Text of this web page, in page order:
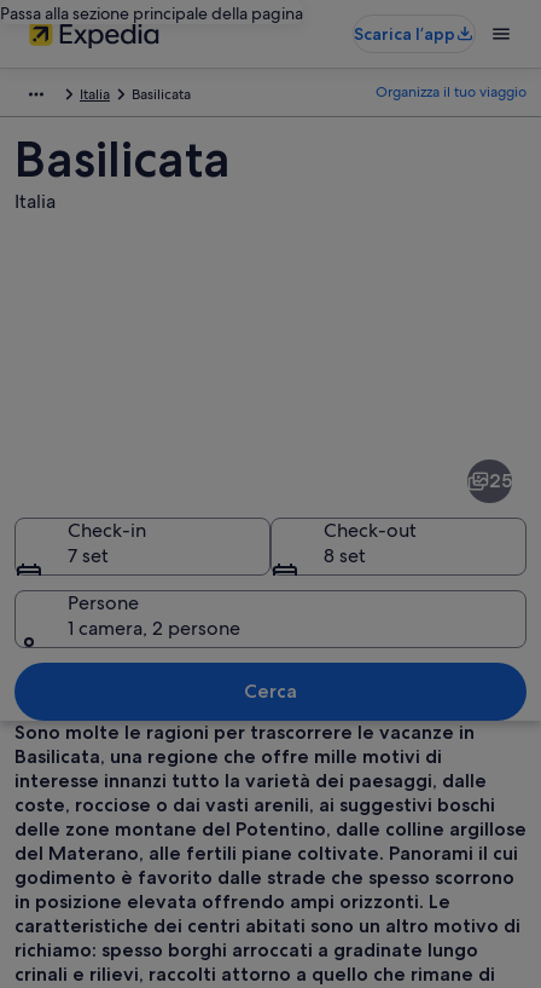
Passa alla sezione principale della pagina
Scarica l’app
Italia Basilicata Organizza il tuo viaggio
Basilicata
Italia
Una città storica con un’imponente
25
Check-in
7 set
Check-out
8 set
Persone
1 camera, 2 persone
Cerca
Sono molte le ragioni per trascorrere le vacanze in
Basilicata, una regione che offre mille motivi di
interesse innanzi tutto la varietà dei paesaggi, dalle
coste, rocciose o dai vasti arenili, ai suggestivi boschi
delle zone montane del Potentino, dalle colline argillose
del Materano, alle fertili piane coltivate. Panorami il cui
godimento è favorito dalle strade che spesso scorrono
in posizione elevata offrendo ampi orizzonti. Le
caratteristiche dei centri abitati sono un altro motivo di
richiamo: spesso borghi arroccati a gradinate lungo
crinali e rilievi, raccolti attorno a quello che rimane di